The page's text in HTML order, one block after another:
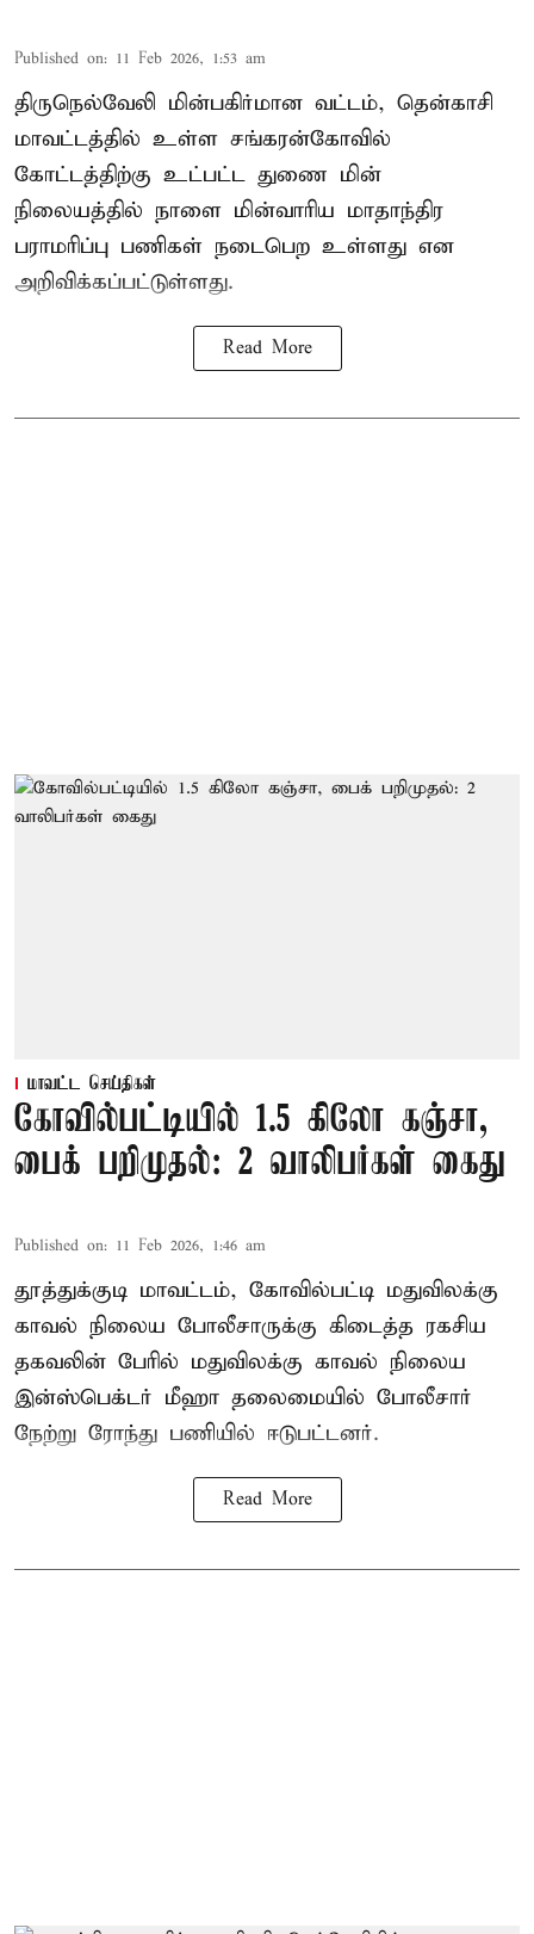
Published on: 11 Feb 2026, 1:53 am
திருநெல்வேலி மின்பகிர்மான வட்டம், தென்காசி
மாவட்டத்தில் உள்ள சங்கரன்கோவில்
கோட்டத்திற்கு உட்பட்ட துணை மின்
நிலையத்தில் நாளை மின்வாரிய மாதாந்திர
பராமரிப்பு பணிகள் நடைபெற உள்ளது என
அறிவிக்கப்பட்டுள்ளது.
Read More
மாவட்ட செய்திகள்
கோவில்பட்டியில் 1.5 கிலோ கஞ்சா,
பைக் பறிமுதல்: 2 வாலிபர்கள் கைது
Published on: 11 Feb 2026, 1:46 am
தூத்துக்குடி மாவட்டம், கோவில்பட்டி மதுவிலக்கு
காவல் நிலைய போலீசாருக்கு கிடைத்த ரகசிய
தகவலின் பேரில் மதுவிலக்கு காவல் நிலைய
இன்ஸ்பெக்டர் மீஹா தலைமையில் போலீசார்
நேற்று ரோந்து பணியில் ஈடுபட்டனர்.
Read More